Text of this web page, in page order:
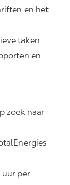
en het
taken
en
zoek naar
uur per